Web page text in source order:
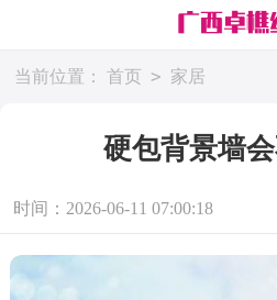
当前位置： 首页 > 家居
硬包背景墙
时间：2026-06-11 07:00:18